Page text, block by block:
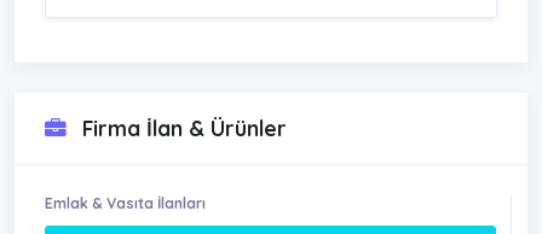
Firma İlan & Ürünler
Emlak & Vasıta İlanları